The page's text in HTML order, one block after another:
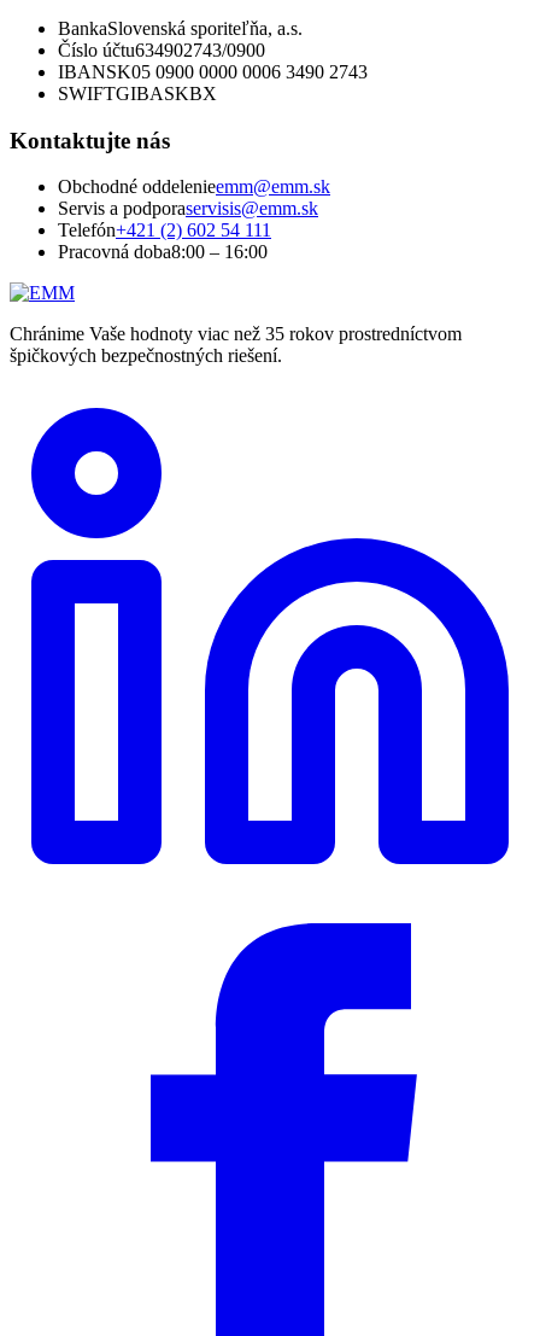
BankaSlovenská sporiteľňa, a.s.
Číslo účtu634902743/0900
IBANSK05 0900 0000 0006 3490 2743
SWIFTGIBASKBX
Kontaktujte nás
Obchodné oddelenieemm@emm.sk
Servis a podporaservisis@emm.sk
Telefón+421 (2) 602 54 111
Pracovná doba8:00 – 16:00
Chránime Vaše hodnoty viac než 35 rokov prostredníctvom
špičkových bezpečnostných riešení.